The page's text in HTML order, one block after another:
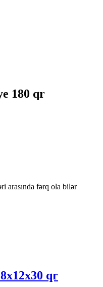
180 qr
arasında fərq ola bilər
qr